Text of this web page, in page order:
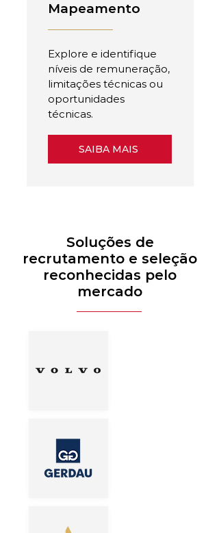
Mapeamento
Explore e identifique
níveis de remuneração,
limitações técnicas ou
oportunidades
técnicas.
SAIBA MAIS
Soluções de
recrutamento e seleção
reconhecidas pelo
mercado